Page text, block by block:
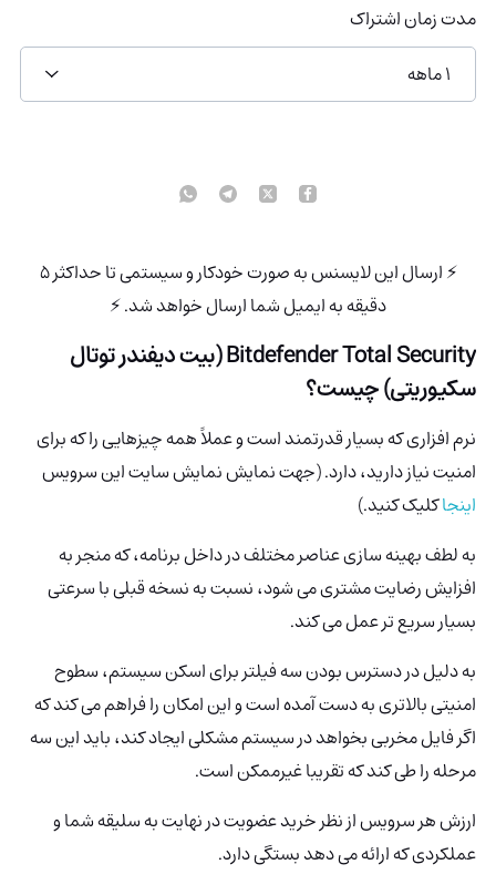
مدت زمان اشتراک
1 ماهه
⚡ ارسال این لایسنس به صورت خودکار و سیستمی تا حداکثر 5
دقیقه به ایمیل شما ارسال خواهد شد. ⚡
Bitdefender Total Security (بیت دیفندر توتال
سکیوریتی) چیست؟
نرم افزاری که بسیار قدرتمند است و عملاً همه چیزهایی را که برای
امنیت نیاز دارید، دارد. (جهت نمایش نمایش سایت این سرویس
اینجاکلیک کنید.)
به لطف بهینه سازی عناصر مختلف در داخل برنامه، که منجر به
افزایش رضایت مشتری می شود، نسبت به نسخه قبلی با سرعتی
بسیار سریع تر عمل می کند.
به دلیل در دسترس بودن سه فیلتر برای اسکن سیستم، سطوح
امنیتی بالاتری به دست آمده است و این امکان را فراهم می کند که
اگر فایل مخربی بخواهد در سیستم مشکلی ایجاد کند، باید این سه
مرحله را طی کند که تقریبا غیرممکن است.
ارزش هر سرویس از نظر خرید عضویت در نهایت به سلیقه شما و
عملکردی که ارائه می دهد بستگی دارد.